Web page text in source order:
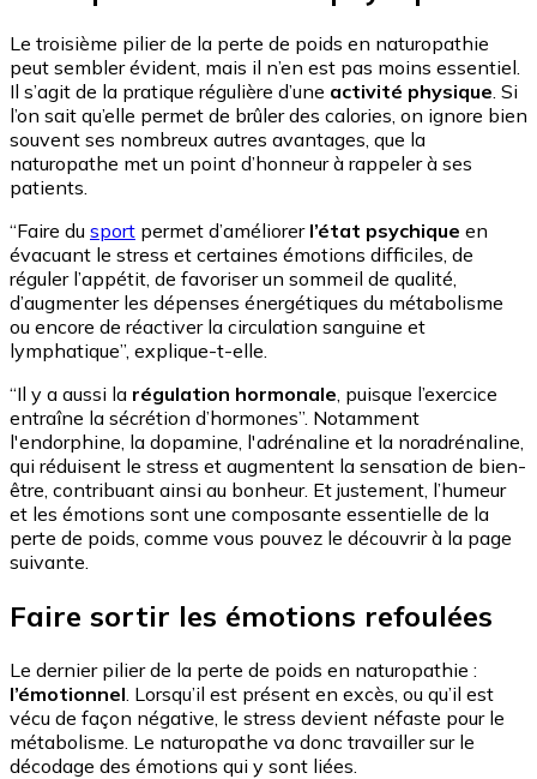
Le troisième pilier de la perte de poids en naturopathie
peut sembler évident, mais il n’en est pas moins essentiel.
Il s’agit de la pratique régulière d’une activité physique. Si
l’on sait qu’elle permet de brûler des calories, on ignore bien
souvent ses nombreux autres avantages, que la
naturopathe met un point d’honneur à rappeler à ses
patients.
“Faire du sport permet d’améliorer l’état psychique en
évacuant le stress et certaines émotions difficiles, de
réguler l’appétit, de favoriser un sommeil de qualité,
d’augmenter les dépenses énergétiques du métabolisme
ou encore de réactiver la circulation sanguine et
lymphatique”, explique-t-elle.
“Il y a aussi la régulation hormonale, puisque l’exercice
entraîne la sécrétion d’hormones”. Notamment
l'endorphine, la dopamine, l'adrénaline et la noradrénaline,
qui réduisent le stress et augmentent la sensation de bien-
être, contribuant ainsi au bonheur. Et justement, l’humeur
et les émotions sont une composante essentielle de la
perte de poids, comme vous pouvez le découvrir à la page
suivante.
Faire sortir les émotions refoulées
Le dernier pilier de la perte de poids en naturopathie :
l’émotionnel . Lorsqu’il est présent en excès, ou qu’il est
vécu de façon négative, le stress devient néfaste pour le
métabolisme. Le naturopathe va donc travailler sur le
décodage des émotions qui y sont liées.